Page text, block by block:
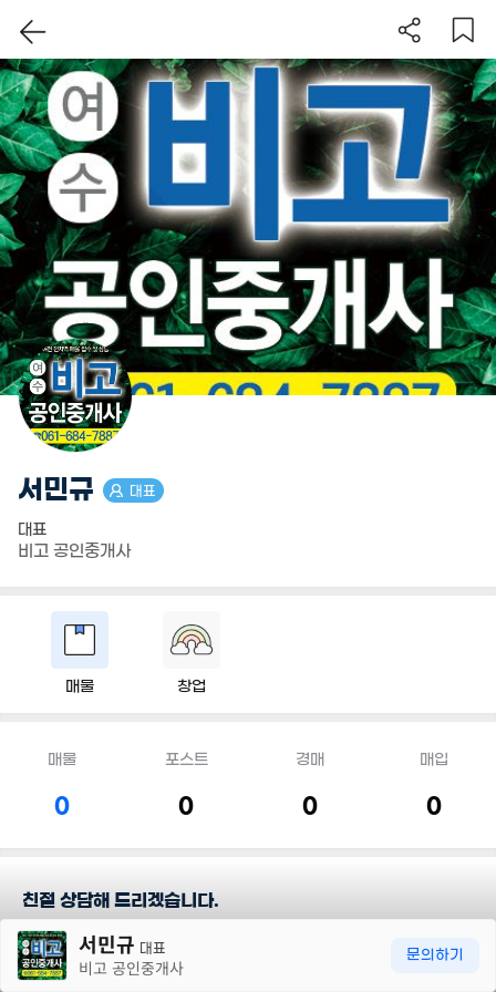
서민규 대표
대표
비고 공인중개사
매물 창업
매물
0
포스트
0
경매
0
매입
0
친절 상담해 드리겠습니다.
담당지역서민규 대표
비고 공인중개사
문의하기
이 지역 보기